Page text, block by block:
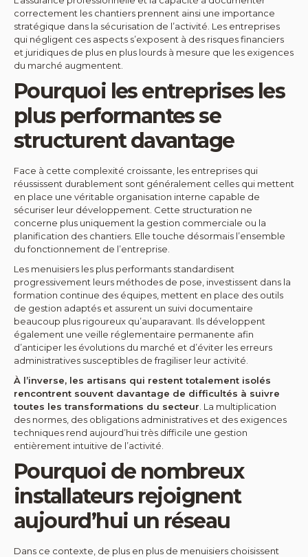
correctement les chantiers prennent ainsi une importance
stratégique dans la sécurisation de l’activité. Les entreprises
qui négligent ces aspects s’exposent à des risques financiers
et juridiques de plus en plus lourds à mesure que les exigences
du marché augmentent.
Pourquoi les entreprises les
plus performantes se
structurent davantage
Face à cette complexité croissante, les entreprises qui
réussissent durablement sont généralement celles qui mettent
en place une véritable organisation interne capable de
sécuriser leur développement. Cette structuration ne
concerne plus uniquement la gestion commerciale ou la
planification des chantiers. Elle touche désormais l’ensemble
du fonctionnement de l’entreprise.
Les menuisiers les plus performants standardisent
progressivement leurs méthodes de pose, investissent dans la
formation continue des équipes, mettent en place des outils
de gestion adaptés et assurent un suivi documentaire
beaucoup plus rigoureux qu’auparavant. Ils développent
également une veille réglementaire permanente afin
d’anticiper les évolutions du marché et d’éviter les erreurs
administratives susceptibles de fragiliser leur activité.
À l’inverse, les artisans qui restent totalement isolés
rencontrent souvent davantage de difficultés à suivre
toutes les transformations du secteur . La multiplication
des normes, des obligations administratives et des exigences
techniques rend aujourd’hui très difficile une gestion
entièrement intuitive de l’activité.
Pourquoi de nombreux
installateurs rejoignent
aujourd’hui un réseau
Dans ce contexte, de plus en plus de menuisiers choisissent